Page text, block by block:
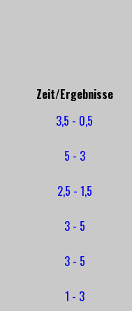
Zeit/Ergebnisse
3,5 - 0,5
5 - 3
2,5 - 1,5
3 - 5
3 - 5
1 - 3